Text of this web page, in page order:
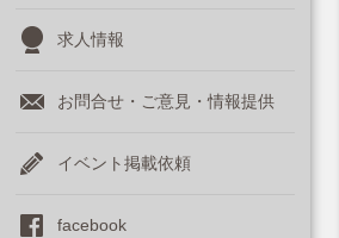
求人情報
お問合せ・ご意見・情報提供
イベント掲載依頼
facebook